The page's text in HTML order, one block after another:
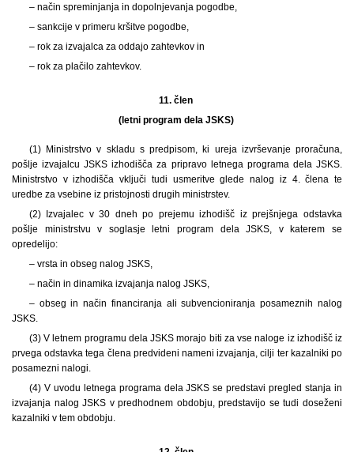
– način spreminjanja in dopolnjevanja pogodbe,
– sankcije v primeru kršitve pogodbe,
– rok za izvajalca za oddajo zahtevkov in
– rok za plačilo zahtevkov.
11. člen
(letni program dela JSKS)
(1) Ministrstvo v skladu s predpisom, ki ureja izvrševanje proračuna,
pošlje izvajalcu JSKS izhodišča za pripravo letnega programa dela JSKS.
Ministrstvo v izhodišča vključi tudi usmeritve glede nalog iz 4. člena te
uredbe za vsebine iz pristojnosti drugih ministrstev.
(2) Izvajalec v 30 dneh po prejemu izhodišč iz prejšnjega odstavka
pošlje ministrstvu v soglasje letni program dela JSKS, v katerem se
opredelijo:
– vrsta in obseg nalog JSKS,
– način in dinamika izvajanja nalog JSKS,
– obseg in način financiranja ali subvencioniranja posameznih nalog
JSKS.
(3) V letnem programu dela JSKS morajo biti za vse naloge iz izhodišč iz
prvega odstavka tega člena predvideni nameni izvajanja, cilji ter kazalniki po
posamezni nalogi.
(4) V uvodu letnega programa dela JSKS se predstavi pregled stanja in
izvajanja nalog JSKS v predhodnem obdobju, predstavijo se tudi doseženi
kazalniki v tem obdobju.